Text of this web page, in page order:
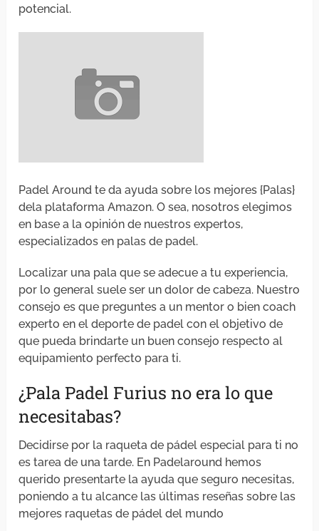
potencial.
Padel Around te da ayuda sobre los mejores {Palas}
dela plataforma Amazon. O sea, nosotros elegimos
en base a la opinión de nuestros expertos,
especializados en palas de padel.
Localizar una pala que se adecue a tu experiencia,
por lo general suele ser un dolor de cabeza. Nuestro
consejo es que preguntes a un mentor o bien coach
experto en el deporte de padel con el objetivo de
que pueda brindarte un buen consejo respecto al
equipamiento perfecto para ti.
¿Pala Padel Furius no era lo que
necesitabas?
Decidirse por la raqueta de pádel especial para ti no
es tarea de una tarde. En Padelaround hemos
querido presentarte la ayuda que seguro necesitas,
poniendo a tu alcance las últimas reseñas sobre las
mejores raquetas de pádel del mundo